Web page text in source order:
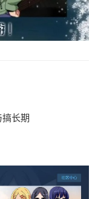
长期